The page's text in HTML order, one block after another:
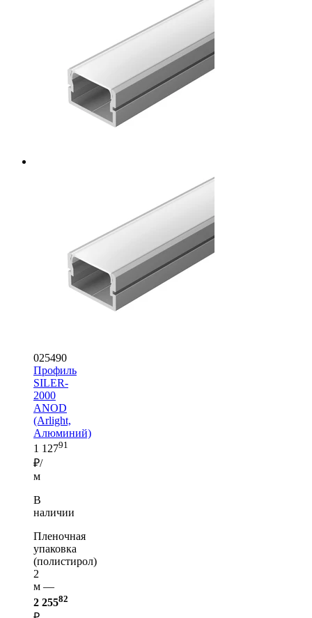
025490
Профиль
SILER-
2000
ANOD
(Arlight,
Алюминий)
1 12791
₽/
м
В
наличии
Пленочная
упаковка
(полистирол)
2
м —
2 25582